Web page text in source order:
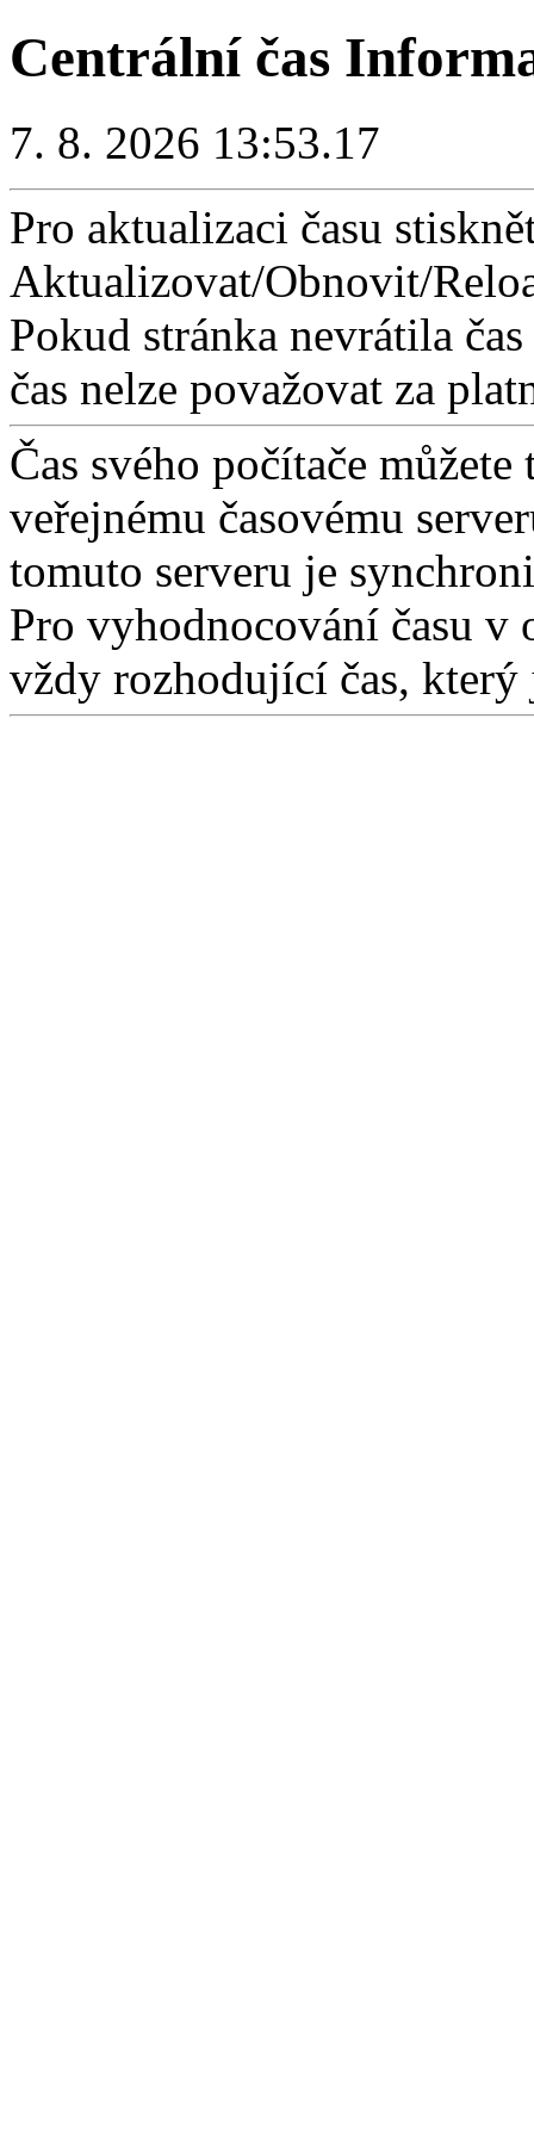
Centrální čas
7. 8. 2026 13:53.17
Pro aktualizaci času
Aktualizovat/Obnovit/
Pokud stránka nevrátila
čas nelze považovat za
Čas svého počítače
veřejnému časovému
tomuto serveru je
Pro vyhodnocování času v
vždy rozhodující čas, který